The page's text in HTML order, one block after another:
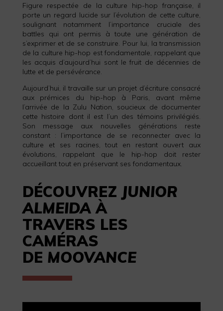
Figure respectée de la culture hip-hop française, il
porte un regard lucide sur l’évolution de cette culture,
soulignant notamment l’importance cruciale des
battles qui ont permis à toute une génération de
s’exprimer et de se construire. Pour lui, la transmission
de la culture hip-hop est fondamentale, rappelant que
les acquis d’aujourd’hui sont le fruit de décennies de
lutte et de persévérance.
Aujourd’hui, il travaille sur un projet d’écriture consacré
aux prémices du hip-hop à Paris, avant même
l’arrivée de la Zulu Nation, soucieux de documenter
cette histoire dont il est l’un des témoins privilégiés.
Son message aux nouvelles générations reste
constant : l’importance de se reconnecter avec la
culture et ses racines, tout en restant ouvert aux
évolutions, rappelant que le hip-hop doit rester
accueillant tout en préservant ses fondamentaux.
DÉCOUVREZ JUNIOR
ALMEIDAÀ
TRAVERS LES
CAMÉRAS
DE MOOVANCE